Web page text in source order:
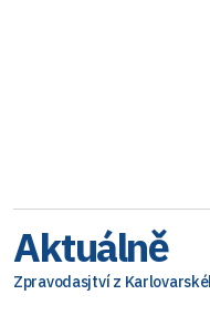
Aktuálně
Zpravodasjtví z